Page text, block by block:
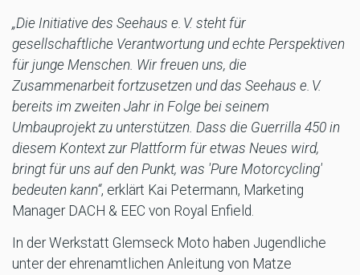
„Die Initiative des Seehaus e. V. steht für
gesellschaftliche Verantwortung und echte Perspektiven
für junge Menschen. Wir freuen uns, die
Zusammenarbeit fortzusetzen und das Seehaus e. V.
bereits im zweiten Jahr in Folge bei seinem
Umbauprojekt zu unterstützen. Dass die Guerrilla 450 in
diesem Kontext zur Plattform für etwas Neues wird,
bringt für uns auf den Punkt, was 'Pure Motorcycling'
bedeuten kann“, erklärt Kai Petermann, Marketing
Manager DACH & EEC von Royal Enfield.
In der Werkstatt Glemseck Moto haben Jugendliche
unter der ehrenamtlichen Anleitung von Matze